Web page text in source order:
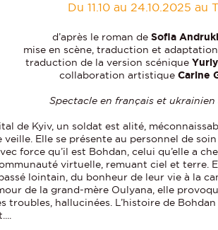
Du 11.10 au 24.10.2025 au
d’après le roman de Sofia
mise en scène, traduction et
traduction de la version scénique
collaboration artistiqueCarine
Spectacle en français et
de Kyiv, un soldat est alité,
veille. Elle se présente au personnel de
force qu’il est Bohdan, celui qu’elle a
virtuelle, remuant ciel et terre.
lointain, du bonheur de leur vie à la
de la grand-mère Oulyana, elle
troubles, hallucinées. L’histoire de